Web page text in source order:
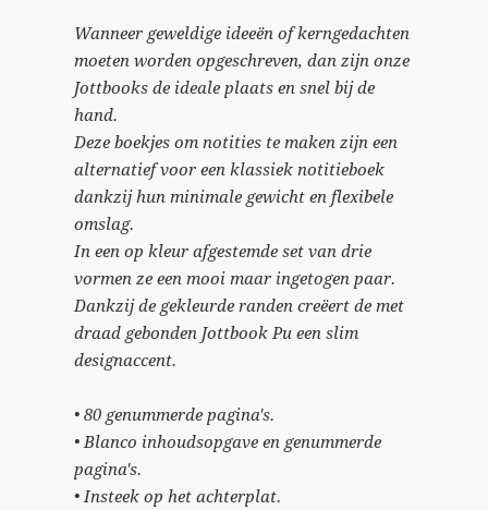
Wanneer geweldige ideeën of kerngedachten
moeten worden opgeschreven, dan zijn onze
Jottbooks de ideale plaats en snel bij de
hand.
Deze boekjes om notities te maken zijn een
alternatief voor een klassiek notitieboek
dankzij hun minimale gewicht en flexibele
omslag.
In een op kleur afgestemde set van drie
vormen ze een mooi maar ingetogen paar.
Dankzij de gekleurde randen creëert de met
draad gebonden Jottbook Pu een slim
designaccent.
• 80 genummerde pagina's.
• Blanco inhoudsopgave en genummerde
pagina's.
• Insteek op het achterplat.